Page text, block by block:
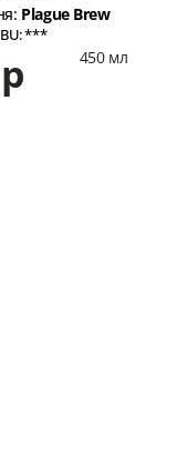
Plague Brew
***
450 мл